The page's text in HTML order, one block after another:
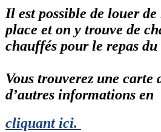
Il est possible de louer
place et on y trouve de
chauffés pour le repas
Vous trouverez une carte
d’autres informations en
cliquant ici.